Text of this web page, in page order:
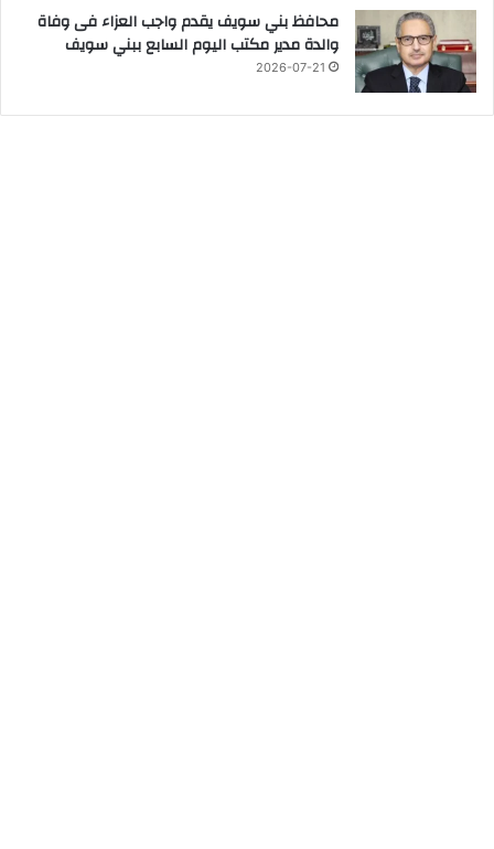
محافظ بني سويف يقدم واجب العزاء فى وفاة
والدة مدير مكتب اليوم السابع ببني سويف
2026-07-21